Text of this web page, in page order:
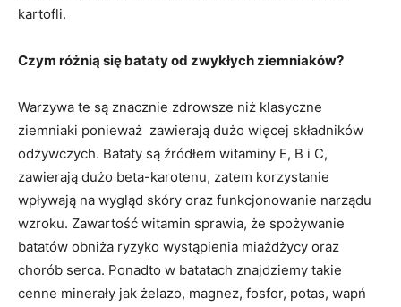
kartofli.
Czym różnią się bataty od zwykłych ziemniaków?
Warzywa te są znacznie zdrowsze niż klasyczne
ziemniaki ponieważ zawierają dużo więcej składników
odżywczych. Bataty są źródłem witaminy E, B i C,
zawierają dużo beta-karotenu, zatem korzystanie
wpływają na wygląd skóry oraz funkcjonowanie narządu
wzroku. Zawartość witamin sprawia, że spożywanie
batatów obniża ryzyko wystąpienia miażdżycy oraz
chorób serca. Ponadto w batatach znajdziemy takie
cenne minerały jak żelazo, magnez, fosfor, potas, wapń